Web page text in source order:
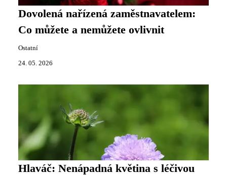
Dovolená nařízená zaměstnavatelem:
Co můžete a nemůžete ovlivnit
Ostatní
24. 05. 2026
Hlaváč: Nenápadná květina s léčivou